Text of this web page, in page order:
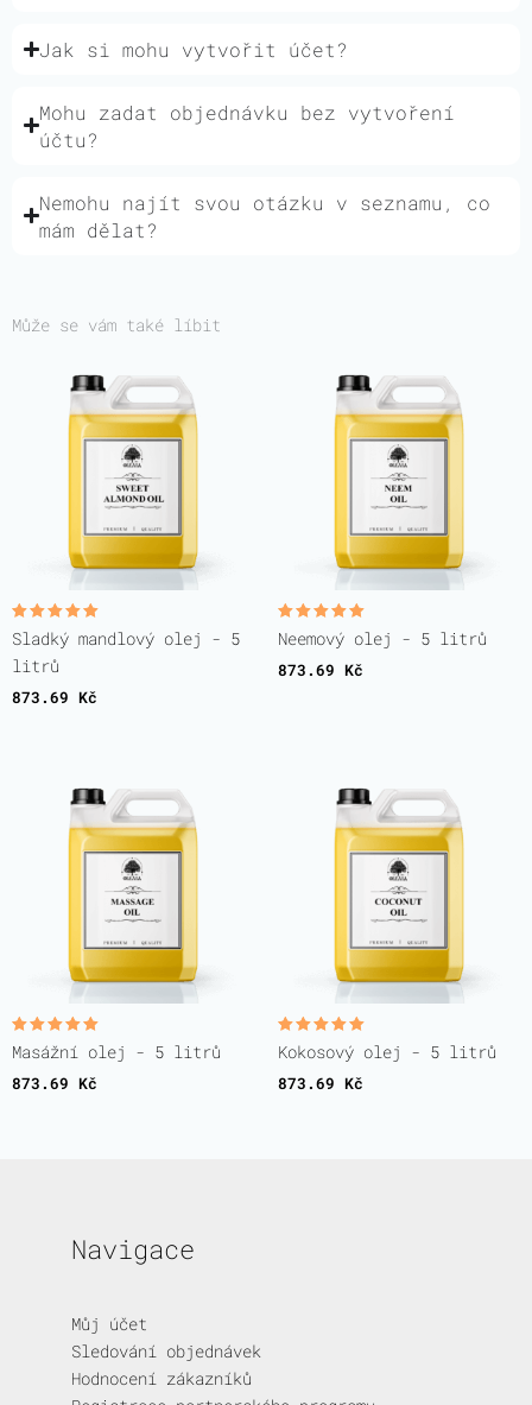
Jak si mohu vytvořit účet?
Mohu zadat objednávku bez vytvoření
účtu?
Nemohu najít svou otázku v seznamu, co
mám dělat?
Může se vám také líbit
Hodnocení
5.00
z 5
Sladký mandlový olej - 5
litrů
873.69 Kč
Hodnocení
5.00
Neemový olej - 5 litrů
873.69 Kč
Hodnocení
5.00
Masážní olej - 5 litrů
873.69 Kč
Hodnocení
5.00
Kokosový olej - 5 litrů
873.69 Kč
Navigace
Můj účet
Sledování objednávek
Hodnocení zákazníků